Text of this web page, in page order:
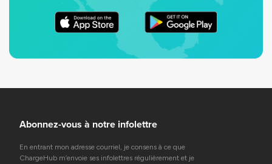
Abonnez-vous à notre infolettre
En entrant mon adresse courriel, je consens à ce que
ChargeHub m’envoie ses infolettres régulièrement et je